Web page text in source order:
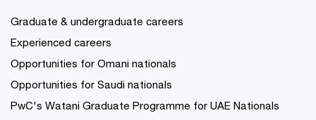
Graduate & undergraduate careers
Experienced careers
Opportunities for Omani nationals
Opportunities for Saudi nationals
PwC's Watani Graduate Programme for UAE Nationals